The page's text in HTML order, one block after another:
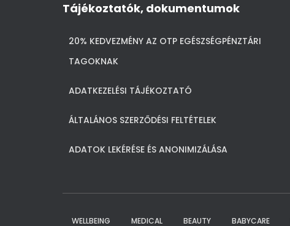
Tájékoztatók, dokumentumok
20% KEDVEZMÉNY AZ OTP EGÉSZSÉGPÉNZTÁRI
TAGOKNAK
ADATKEZELÉSI TÁJÉKOZTATÓ
ÁLTALÁNOS SZERZŐDÉSI FELTÉTELEK
ADATOK LEKÉRÉSE ÉS ANONIMIZÁLÁSA
WELLBEING MEDICAL BEAUTY BABYCARE